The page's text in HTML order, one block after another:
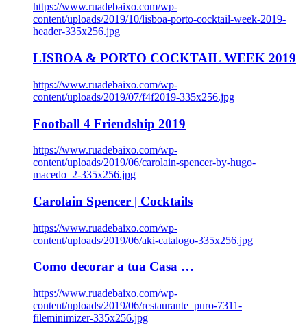
https://www.ruadebaixo.com/wp-
content/uploads/2019/10/lisboa-porto-cocktail-week-2019-
header-335x256.jpg
LISBOA & PORTO COCKTAIL WEEK 2019
https://www.ruadebaixo.com/wp-
content/uploads/2019/07/f4f2019-335x256.jpg
Football 4 Friendship 2019
https://www.ruadebaixo.com/wp-
content/uploads/2019/06/carolain-spencer-by-hugo-
macedo_2-335x256.jpg
Carolain Spencer | Cocktails
https://www.ruadebaixo.com/wp-
content/uploads/2019/06/aki-catalogo-335x256.jpg
Como decorar a tua Casa …
https://www.ruadebaixo.com/wp-
content/uploads/2019/06/restaurante_puro-7311-
fileminimizer-335x256.jpg